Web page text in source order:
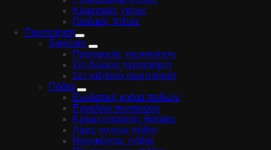
Κλασσικές χτένες
Παιδικές Χτένες
Περιποίηση
Specials
Προσφορές περιποίηση
Σετ Δώρου περιποίηση
Σετ ταξιδιού περιποίηση
Πόδια
Ενυδατική κρέμα ποδιών
Εργαλεία πεντικιούρ
Κρέμα εντατικής θρέψης
Λίμες νυχιών πόδια
Νυχοκόπτες πόδια